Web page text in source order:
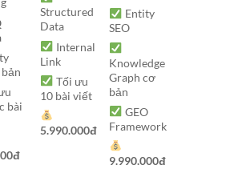
bản
bài
Structured
Data
Internal
Link
Tối ưu
10 bài viết
5.990.000đ
Entity
SEO
Knowledge
Graph cơ
bản
GEO
Framework
9.990.000đ